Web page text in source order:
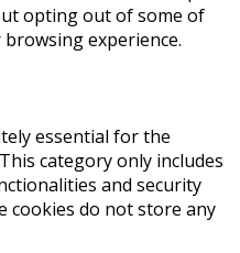
opting out of some of
experience.
essential for the
category only includes
and security
cookies do not store any